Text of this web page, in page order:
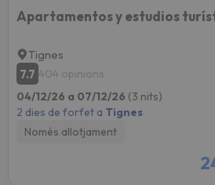
Tignes
7.7 404 opinions
04/12/26 a 07/12/26 (3 nits)
2 dies de forfet a Tignes
Només allotjament